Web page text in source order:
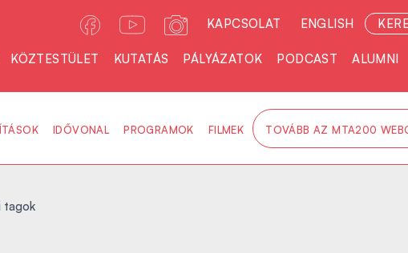
KAPCSOLAT ENGLISH
KÖZTESTÜLET KUTATÁS PÁLYÁZATOK PODCAST ALUMNI
IDŐVONAL PROGRAMOK FILMEK TOVÁBB AZ MTA200
tagok